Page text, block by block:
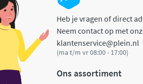
Heb je vragen of direct
Neem contact op met
klantenservice@plein.nl
(ma t/m vr 08:00 - 17:00)
Ons assortiment